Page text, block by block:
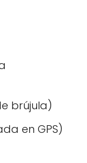
brújula)
en GPS)